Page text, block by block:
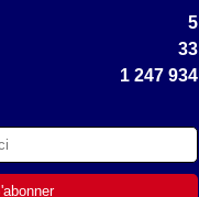
5
33
1 247 934